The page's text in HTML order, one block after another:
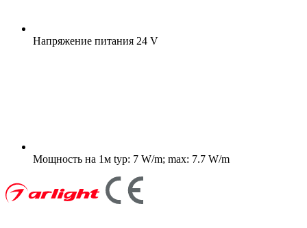
Напряжение питания 24 V
Мощность на 1м typ: 7 W/m; max: 7.7 W/m